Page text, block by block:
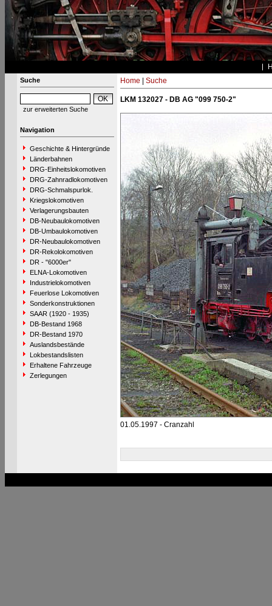
Suche
zur erweiterten Suche
Navigation
Geschichte & Hintergründe
Länderbahnen
DRG-Einheitslokomotiven
DRG-Zahnradlokomotiven
DRG-Schmalspurlok.
Kriegslokomotiven
Verlagerungsbauten
DB-Neubaulokomotiven
DB-Umbaulokomotiven
DR-Neubaulokomotiven
DR-Rekolokomotiven
DR - "6000er"
ELNA-Lokomotiven
Industrielokomotiven
Feuerlose Lokomotiven
Sonderkonstruktionen
SAAR (1920 - 1935)
DB-Bestand 1968
DR-Bestand 1970
Auslandsbestände
Lokbestandslisten
Erhaltene Fahrzeuge
Zerlegungen
Home Suche
LKM 132027 - DB AG "099 750-2"
01.05.1997 - Cranzahl